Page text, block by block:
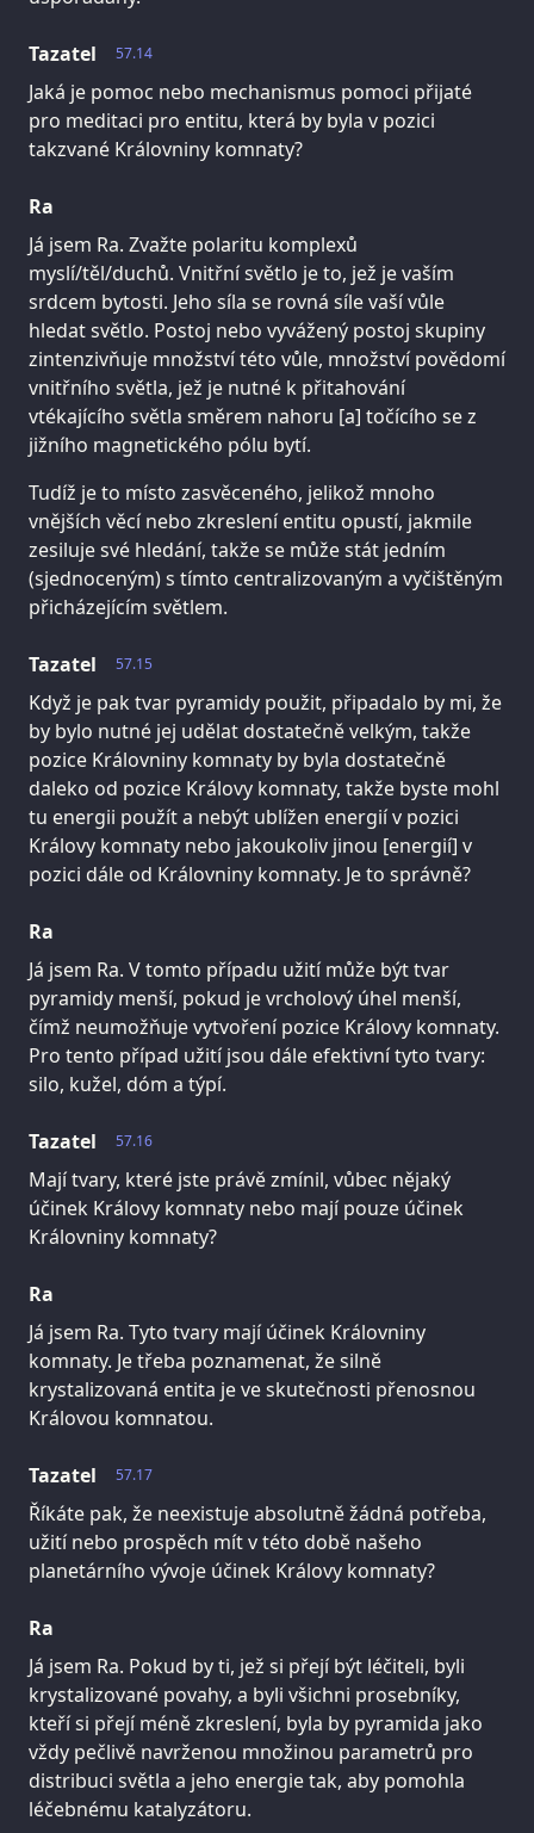
57.14
Tazatel
Jaká je pomoc nebo mechanismus pomoci přijaté
pro meditaci pro entitu, která by byla v pozici
takzvané Královniny komnaty?
Ra
Já jsem Ra. Zvažte polaritu komplexů
myslí/těl/duchů. Vnitřní světlo je to, jež je vaším
srdcem bytosti. Jeho síla se rovná síle vaší vůle
hledat světlo. Postoj nebo vyvážený postoj skupiny
zintenzivňuje množství této vůle, množství povědomí
vnitřního světla, jež je nutné k přitahování
vtékajícího světla směrem nahoru [a] točícího se z
jižního magnetického pólu bytí.
Tudíž je to místo zasvěceného, jelikož mnoho
vnějších věcí nebo zkreslení entitu opustí, jakmile
zesiluje své hledání, takže se může stát jedním
(sjednoceným) s tímto centralizovaným a vyčištěným
přicházejícím světlem.
57.15
Tazatel
Když je pak tvar pyramidy použit, připadalo by mi, že
by bylo nutné jej udělat dostatečně velkým, takže
pozice Královniny komnaty by byla dostatečně
daleko od pozice Královy komnaty, takže byste mohl
tu energii použít a nebýt ublížen energií v pozici
Královy komnaty nebo jakoukoliv jinou [energií] v
pozici dále od Královniny komnaty. Je to správně?
Ra
Já jsem Ra. V tomto případu užití může být tvar
pyramidy menší, pokud je vrcholový úhel menší,
čímž neumožňuje vytvoření pozice Královy komnaty.
Pro tento případ užití jsou dále efektivní tyto tvary:
silo, kužel, dóm a týpí.
57.16
Tazatel
Mají tvary, které jste právě zmínil, vůbec nějaký
účinek Královy komnaty nebo mají pouze účinek
Královniny komnaty?
Ra
Já jsem Ra. Tyto tvary mají účinek Královniny
komnaty. Je třeba poznamenat, že silně
krystalizovaná entita je ve skutečnosti přenosnou
Královou komnatou.
57.17
Tazatel
Říkáte pak, že neexistuje absolutně žádná potřeba,
užití nebo prospěch mít v této době našeho
planetárního vývoje účinek Královy komnaty?
Ra
Já jsem Ra. Pokud by ti, jež si přejí být léčiteli, byli
krystalizované povahy, a byli všichni prosebníky,
kteří si přejí méně zkreslení, byla by pyramida jako
vždy pečlivě navrženou množinou parametrů pro
distribuci světla a jeho energie tak, aby pomohla
léčebnému katalyzátoru.